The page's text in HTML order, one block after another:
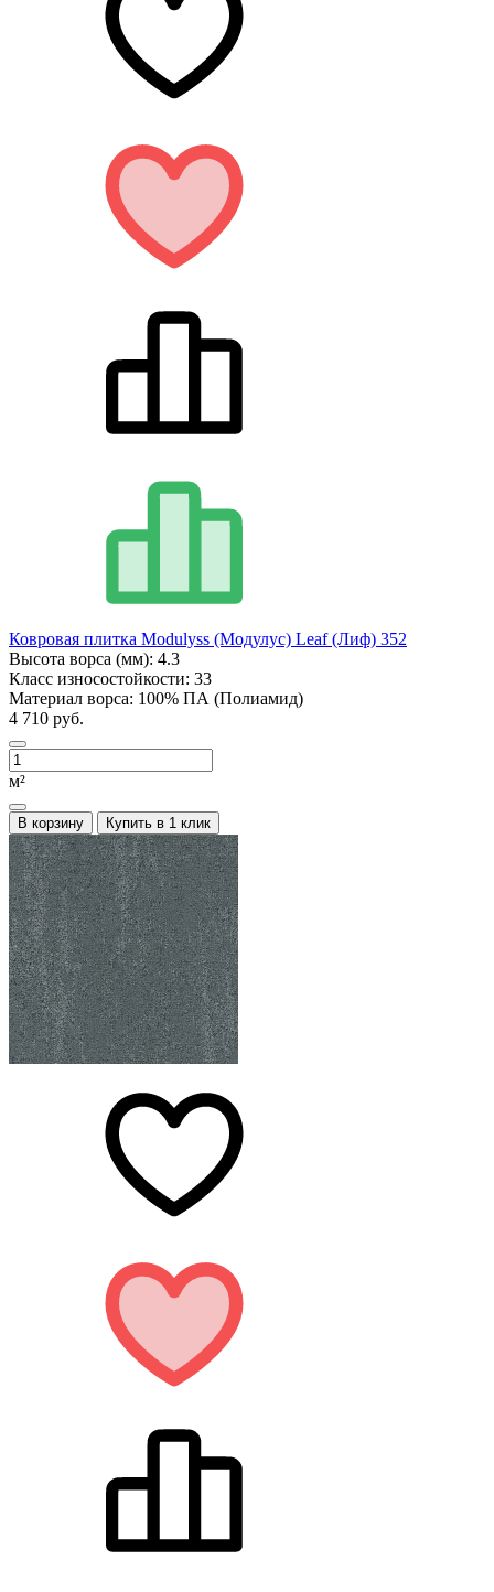
Ковровая плитка Modulyss (Модулус) Leaf (Лиф) 352
Высота ворса (мм): 4.3
Класс износостойкости: 33
Материал ворса: 100% ПА (Полиамид)
4 710 руб.
м²
В корзину Купить в 1 клик